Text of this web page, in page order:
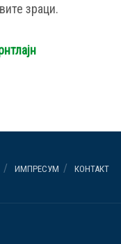
зраци.
ИМПРЕСУМ КОНТАКТ